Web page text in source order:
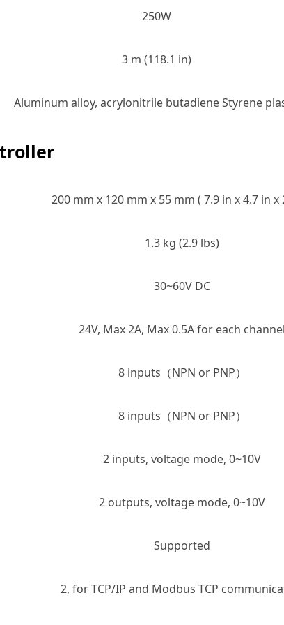
250W
3 m (118.1 in)
Aluminum alloy, acrylonitrile butadiene Styrene
200 mm x 120 mm x 55 mm ( 7.9 in x 4.7 in x
1.3 kg (2.9 lbs)
30~60V DC
24V, Max 2A, Max 0.5A for each channel
8 inputs（NPN or PNP）
8 inputs（NPN or PNP）
2 inputs, voltage mode, 0~10V
2 outputs, voltage mode, 0~10V
Supported
2, for TCP/IP and Modbus TCP